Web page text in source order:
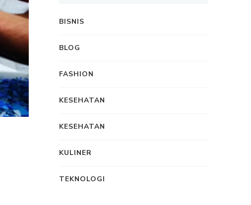
BISNIS
BLOG
FASHION
KESEHATAN
KESEHATAN
KULINER
TEKNOLOGI